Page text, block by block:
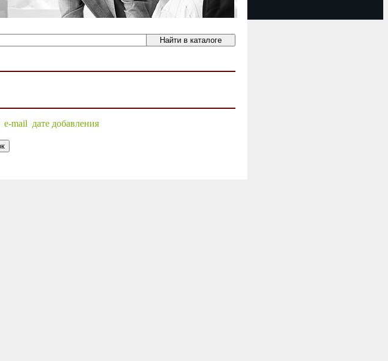
e-mail дате добавления